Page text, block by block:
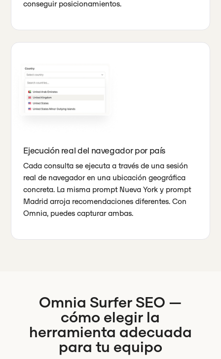
conseguir posicionamientos.
Ejecución real del navegador por país
Cada consulta se ejecuta a través de una sesión
real de navegador en una ubicación geográfica
concreta. La misma prompt Nueva York y prompt
Madrid arroja recomendaciones diferentes. Con
Omnia, puedes capturar ambas.
Omnia Surfer SEO —
cómo elegir la
herramienta adecuada
para tu equipo